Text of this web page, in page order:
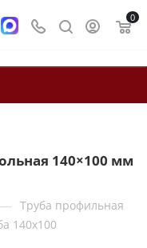
0
140×100 мм
— Труба профильная
140x100